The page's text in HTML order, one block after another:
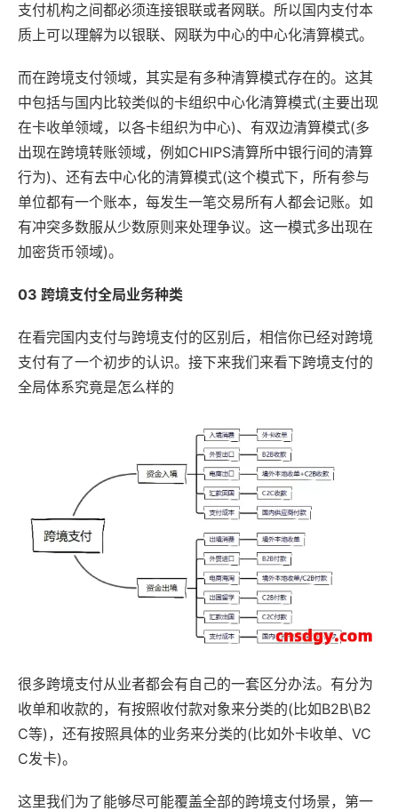
支付机构之间都必须连接银联或者网联。所以国内支付本
质上可以理解为以银联、网联为中心的中心化清算模式。
而在跨境支付领域，其实是有多种清算模式存在的。这其
中包括与国内比较类似的卡组织中心化清算模式(主要出现
在卡收单领域，以各卡组织为中心)、有双边清算模式(多
出现在跨境转账领域，例如CHIPS清算所中银行间的清算
行为)、还有去中心化的清算模式(这个模式下，所有参与
单位都有一个账本，每发生一笔交易所有人都会记账。如
有冲突多数服从少数原则来处理争议。这一模式多出现在
加密货币领域)。
03 跨境支付全局业务种类
在看完国内支付与跨境支付的区别后，相信你已经对跨境
支付有了一个初步的认识。接下来我们来看下跨境支付的
全局体系究竟是怎么样的
很多跨境支付从业者都会有自己的一套区分办法。有分为
收单和收款的，有按照收付款对象来分类的(比如B2B\B2
C等)，还有按照具体的业务来分类的(比如外卡收单、VC
C发卡)。
这里我们为了能够尽可能覆盖全部的跨境支付场景，第一